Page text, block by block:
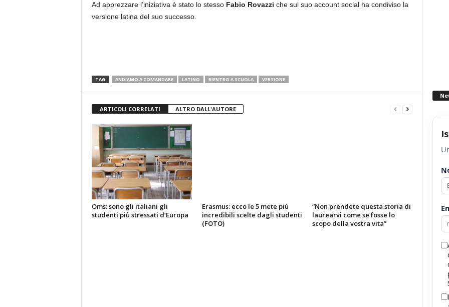
Ad apprezzare l’iniziativa è stato lo stesso Fabio Rovazzi che sul suo account social ha condiviso la
versione latina del suo successo.
TAG ANDIAMO A COMANDARE LATINO RIENTRO A SCUOLA VERSIONE
ARTICOLI CORRELATI ALTRO DALL'AUTORE
Oms: sono gli italiani gli
studenti più stressati d’Europa
Erasmus: ecco le 5 mete più
incredibili scelte dagli studenti
(FOTO)
“Non prendete questa storia di
laurearvi come se fosse lo
scopo della vostra vita”